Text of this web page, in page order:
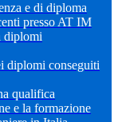
e di diploma
presso AT IM
diplomi
diplomi conseguiti
qualifica
e la formazione